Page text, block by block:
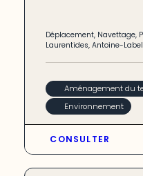
Déplacement, Navettage,
Laurentides,Antoine-
Aménagement du
Environnement
CONSULTER